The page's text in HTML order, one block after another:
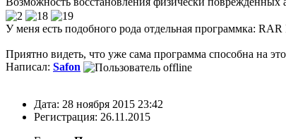
У меня есть подобного рода отдельная программка:
Приятно видеть, что уже сама программа способна на
Написал: Safon
Дата: 28 ноября 2015 23:42
Регистрация: 26.11.2015